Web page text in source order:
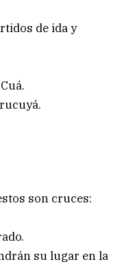
de ida y
son cruces:
su lugar en la